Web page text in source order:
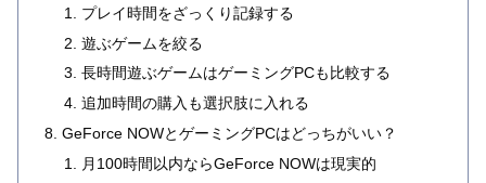
プレイ時間をざっくり記録する
遊ぶゲームを絞る
長時間遊ぶゲームはゲーミングPCも比較する
追加時間の購入も選択肢に入れる
GeForce NOWとゲーミングPCはどっちがいい？
月100時間以内ならGeForce NOWは現実的